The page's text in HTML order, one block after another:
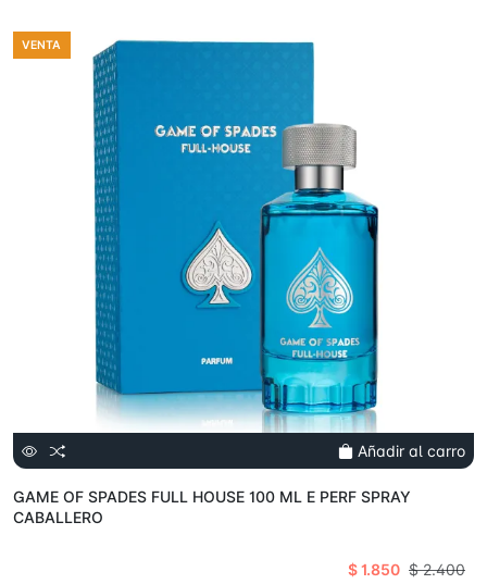
VENTA
Añadir al carro
GAME OF SPADES FULL HOUSE 100 ML E PERF SPRAY
CABALLERO
$ 1.850 $ 2.400